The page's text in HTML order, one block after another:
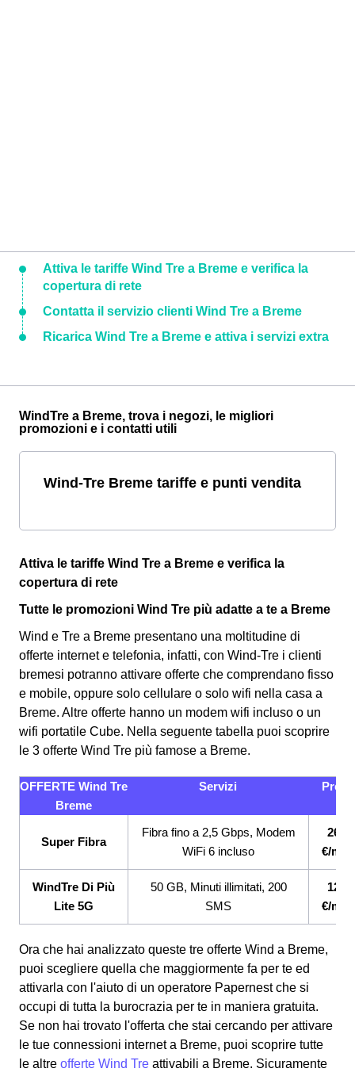
Attiva le tariffe Wind Tre a Breme e verifica la
copertura di rete
Contatta il servizio clienti Wind Tre a Breme
Ricarica Wind Tre a Breme e attiva i servizi extra
WindTre a Breme, trova i negozi, le migliori
promozioni e i contatti utili
Wind-Tre Breme tariffe e punti vendita
Attiva le tariffe Wind Tre a Breme e verifica la
copertura di rete
Tutte le promozioni Wind Tre più adatte a te a Breme
Wind e Tre a Breme presentano una moltitudine di
offerte internet e telefonia, infatti, con Wind-Tre i clienti
bremesi potranno attivare offerte che comprendano fisso
e mobile, oppure solo cellulare o solo wifi nella casa a
Breme. Altre offerte hanno un modem wifi incluso o un
wifi portatile Cube. Nella seguente tabella puoi scoprire
le 3 offerte Wind Tre più famose a Breme.
OFFERTE Wind Tre
Breme
Servizi
Super Fibra
Fibra fino a 2,5 Gbps, Modem
WiFi 6 incluso
26,99
€/
WindTre Di Più
Lite 5G
50 GB, Minuti illimitati, 200
SMS
12,99
€/
Ora che hai analizzato queste tre offerte Wind a Breme,
puoi scegliere quella che maggiormente fa per te ed
attivarla con l'aiuto di un operatore Papernest che si
occupi di tutta la burocrazia per te in maniera gratuita.
Se non hai trovato l'offerta che stai cercando per attivare
le tue connessioni internet a Breme, puoi scoprire tutte
le altre offerte Wind Tre attivabili a Breme. Sicuramente